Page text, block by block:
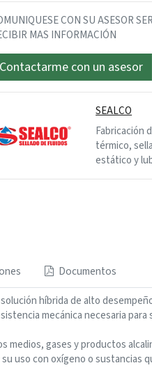
CON SU ASESOR
MAS INFORMACIÓN
Contactarme con un asesor
SEALCO
Fabricación
térmico,
estático y
Documentos
híbrida de alto
mecánica necesaria
medios, gases y productos
con oxígeno o sustancias